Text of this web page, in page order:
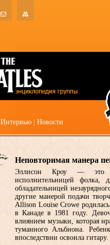
Интервью Новости
Неповторимая манера
Эллисон Кроу — это
исполнительницей фолка,
обладательницей
другие манерой подачи
Allison Louise Crowe
в Канаде в 1981 году.
влиянием музыки, которая
туманного Альбиона.
впоследствии освоила гитару.